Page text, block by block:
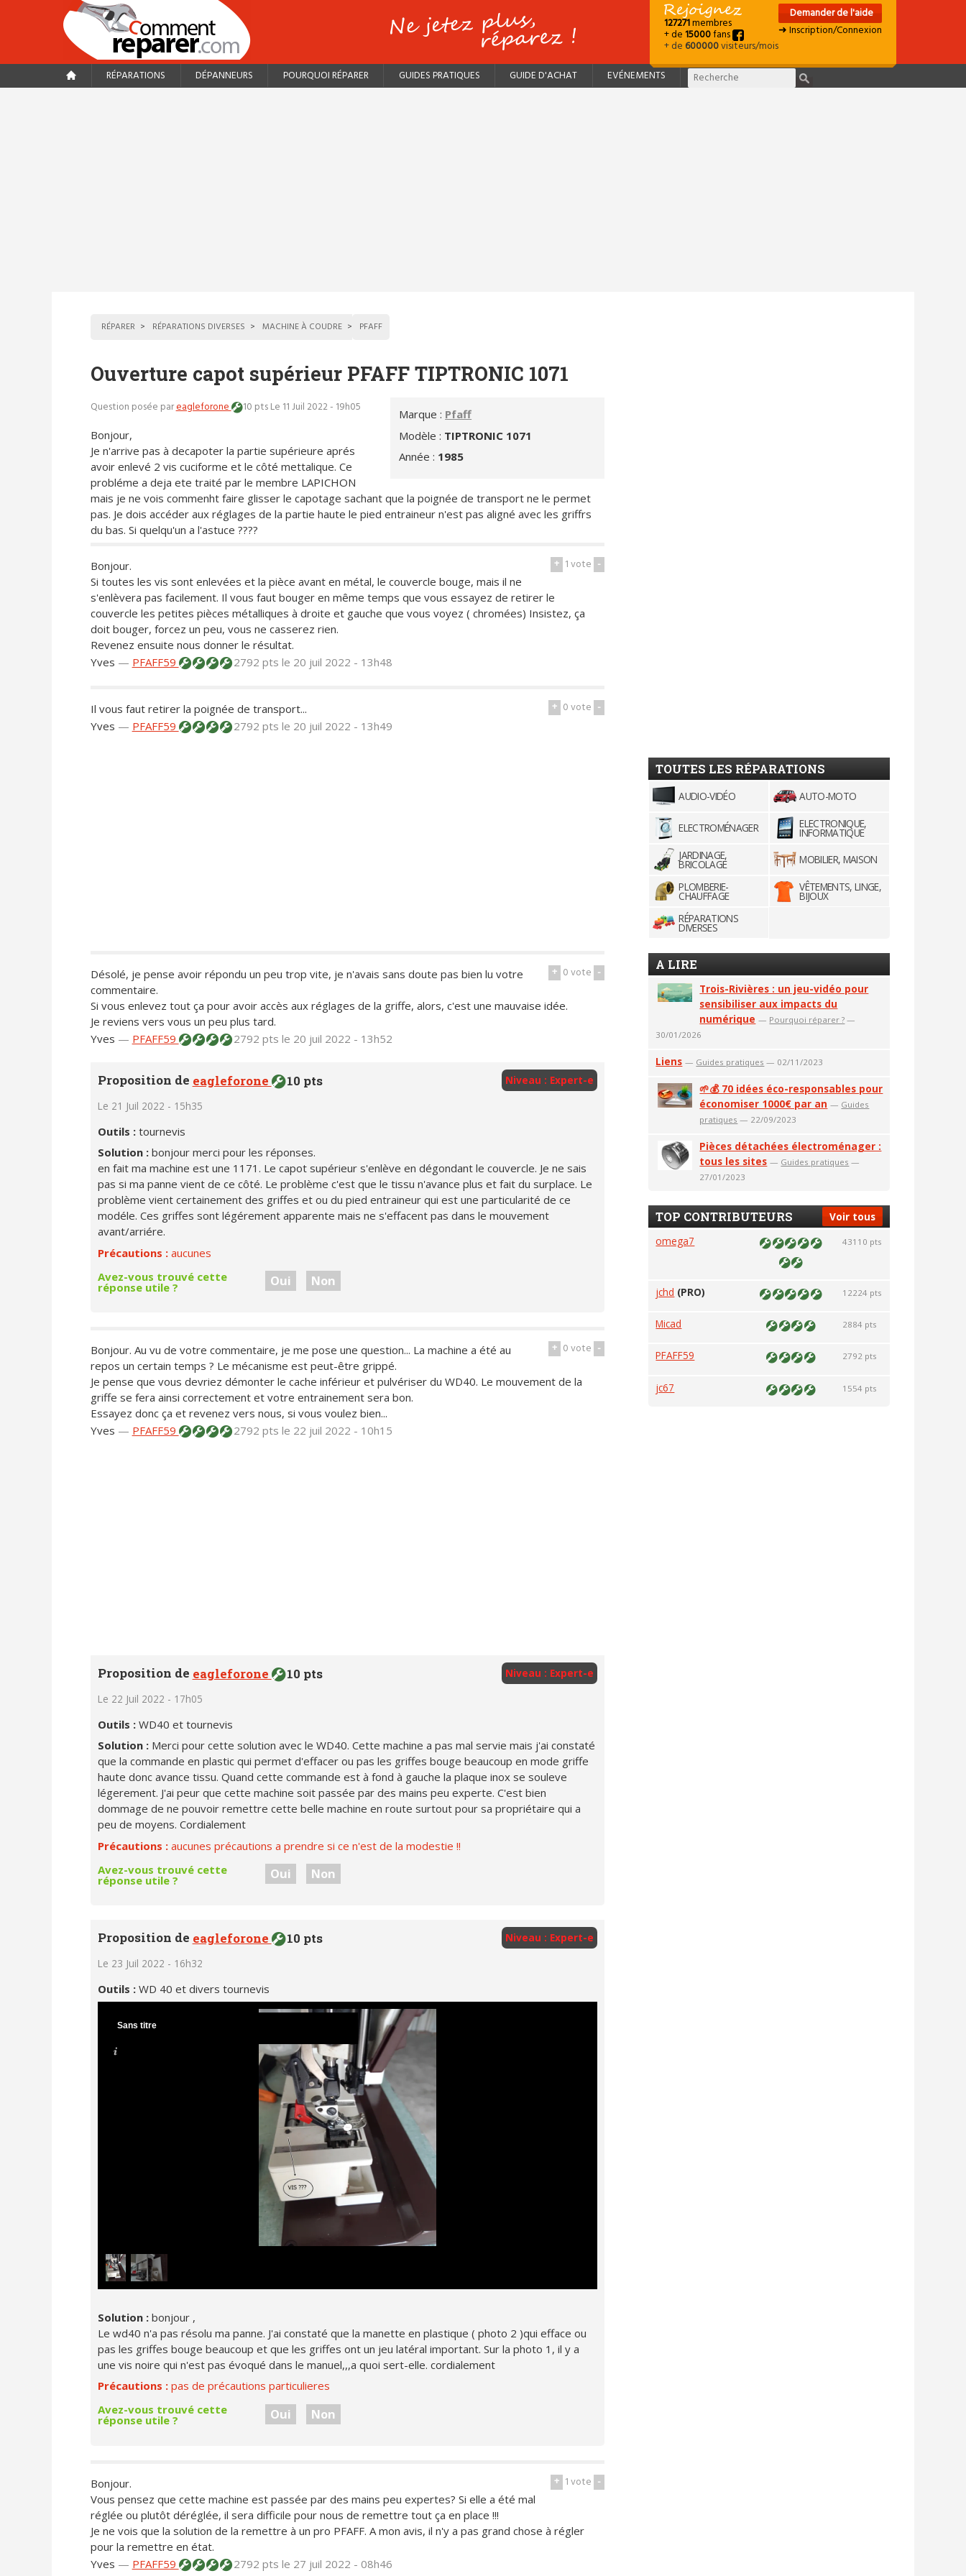
127271membres
+ de15000fans
+ de600000visiteurs/mois
Demander de l'aide
➜ Inscription/Connexion
RÉPARATIONS DÉPANNEURS POURQUOI RÉPARER GUIDES PRATIQUES GUIDE D'ACHAT EVÉNEMENTS
RÉPARER RÉPARATIONS DIVERSES MACHINE À COUDRE PFAFF
Ouverture capot supérieur PFAFF TIPTRONIC 1071
Marque : Pfaff
Modèle : TIPTRONIC 1071
Année : 1985
Question posée pareagleforone 10 ptsLe 11 Juil 2022 - 19h05
Bonjour,
Je n'arrive pas à decapoter la partie supérieure aprés
avoir enlevé 2 vis cuciforme et le côté mettalique. Ce
probléme a deja ete traité par le membre LAPICHON
mais je ne vois commenht faire glisser le capotage sachant que la poignée de transport ne le permet
pas. Je dois accéder aux réglages de la partie haute le pied entraineur n'est pas aligné avec les griffrs
du bas. Si quelqu'un a l'astuce ????
+ 1vote -
Bonjour.
Si toutes les vis sont enlevées et la pièce avant en métal, le couvercle bouge, mais il ne
s'enlèvera pas facilement. Il vous faut bouger en même temps que vous essayez de retirer le
couvercle les petites pièces métalliques à droite et gauche que vous voyez ( chromées) Insistez, ça
doit bouger, forcez un peu, vous ne casserez rien.
Revenez ensuite nous donner le résultat.
Yves — PFAFF59 2792 pts le 20 juil 2022 - 13h48
+ 0vote -
Il vous faut retirer la poignée de transport...
Yves — PFAFF59 2792 pts le 20 juil 2022 - 13h49
+ 0vote -
Désolé, je pense avoir répondu un peu trop vite, je n'avais sans doute pas bien lu votre
commentaire.
Si vous enlevez tout ça pour avoir accès aux réglages de la griffe, alors, c'est une mauvaise idée.
Je reviens vers vous un peu plus tard.
Yves — PFAFF59 2792 pts le 20 juil 2022 - 13h52
Niveau : Expert-e
Proposition de eagleforone 10 pts
Le 21 Juil 2022 - 15h35
Outils : tournevis
Solution : bonjour merci pour les réponses.
en fait ma machine est une 1171. Le capot supérieur s'enlève en dégondant le couvercle. Je ne sais
pas si ma panne vient de ce côté. Le problème c'est que le tissu n'avance plus et fait du surplace. Le
problème vient certainement des griffes et ou du pied entraineur qui est une particularité de ce
modéle. Ces griffes sont légérement apparente mais ne s'effacent pas dans le mouvement
avant/arriére.
Précautions : aucunes
Avez-vous trouvé cette
réponse utile ? Oui Non
+ 0vote -
Bonjour. Au vu de votre commentaire, je me pose une question... La machine a été au
repos un certain temps ? Le mécanisme est peut-être grippé.
Je pense que vous devriez démonter le cache inférieur et pulvériser du WD40. Le mouvement de la
griffe se fera ainsi correctement et votre entrainement sera bon.
Essayez donc ça et revenez vers nous, si vous voulez bien...
Yves — PFAFF59 2792 pts le 22 juil 2022 - 10h15
Niveau : Expert-e
Proposition de eagleforone 10 pts
Le 22 Juil 2022 - 17h05
Outils : WD40 et tournevis
Solution : Merci pour cette solution avec le WD40. Cette machine a pas mal servie mais j'ai constaté
que la commande en plastic qui permet d'effacer ou pas les griffes bouge beaucoup en mode griffe
haute donc avance tissu. Quand cette commande est à fond à gauche la plaque inox se souleve
légerement. J'ai peur que cette machine soit passée par des mains peu experte. C'est bien
dommage de ne pouvoir remettre cette belle machine en route surtout pour sa propriétaire qui a
peu de moyens. Cordialement
Précautions : aucunes précautions a prendre si ce n'est de la modestie !!
Avez-vous trouvé cette
réponse utile ? Oui Non
Niveau : Expert-e
Proposition de eagleforone 10 pts
Le 23 Juil 2022 - 16h32
Outils : WD 40 et divers tournevis
Sans titre
Solution : bonjour ,
Le wd40 n'a pas résolu ma panne. J'ai constaté que la manette en plastique ( photo 2 )qui efface ou
pas les griffes bouge beaucoup et que les griffes ont un jeu latéral important. Sur la photo 1, il y a
une vis noire qui n'est pas évoqué dans le manuel,,,a quoi sert-elle. cordialement
Précautions : pas de précautions particulieres
Avez-vous trouvé cette
réponse utile ? Oui Non
+ 1vote -
Bonjour.
Vous pensez que cette machine est passée par des mains peu expertes? Si elle a été mal
réglée ou plutôt déréglée, il sera difficile pour nous de remettre tout ça en place !!!
Je ne vois que la solution de la remettre à un pro PFAFF. A mon avis, il n'y a pas grand chose à régler
pour la remettre en état.
Yves — PFAFF59 2792 pts le 27 juil 2022 - 08h46
TOUTES LES RÉPARATIONS
AUDIO-VIDÉO AUTO-MOTO
ELECTROMÉNAGER ELECTRONIQUE,
INFORMATIQUE
JARDINAGE,
BRICOLAGE
MOBILIER, MAISON
PLOMBERIE-
CHAUFFAGE
VÊTEMENTS, LINGE,
BIJOUX
RÉPARATIONS
DIVERSES
A LIRE
Trois-Rivières : un jeu-vidéo pour
sensibiliser aux impacts du
numérique — Pourquoi réparer ? —
30/01/2026
Liens — Guides pratiques — 02/11/2023
🌱💰 70 idées éco-responsables pour
économiser 1000€ par an — Guides
pratiques — 22/09/2023
Pièces détachées électroménager :
tous les sites — Guides pratiques —
27/01/2023
Voir tous
TOP CONTRIBUTEURS
omega7 43110 pts
jchd (PRO) 12224 pts
Micad 2884 pts
PFAFF59 2792 pts
jc67 1554 pts